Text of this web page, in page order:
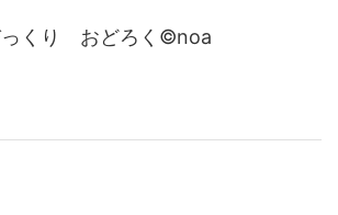
くり おどろく©noa